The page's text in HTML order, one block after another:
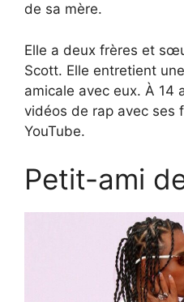
de sa mère.
Elle a deux frères et
Scott. Elle entretient
amicale avec eux. À 14
vidéos de rap avec ses
YouTube.
Petit-ami